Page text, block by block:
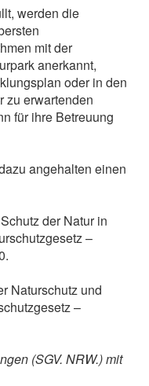
werden die
mit der
anerkannt,
oder in den
zu erwartenden
für ihre Betreuung
angehalten einen
der Natur in
–
Naturschutz und
–
(SGV. NRW.) mit